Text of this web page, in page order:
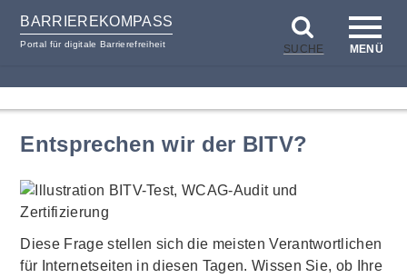
BARRIEREKOMPASS
Portal für digitale Barrierefreiheit SUCHE MENÜ
Entsprechen wir der BITV?
Diese Frage stellen sich die meisten Verantwortlichen
für Internetseiten in diesen Tagen. Wissen Sie, ob Ihre